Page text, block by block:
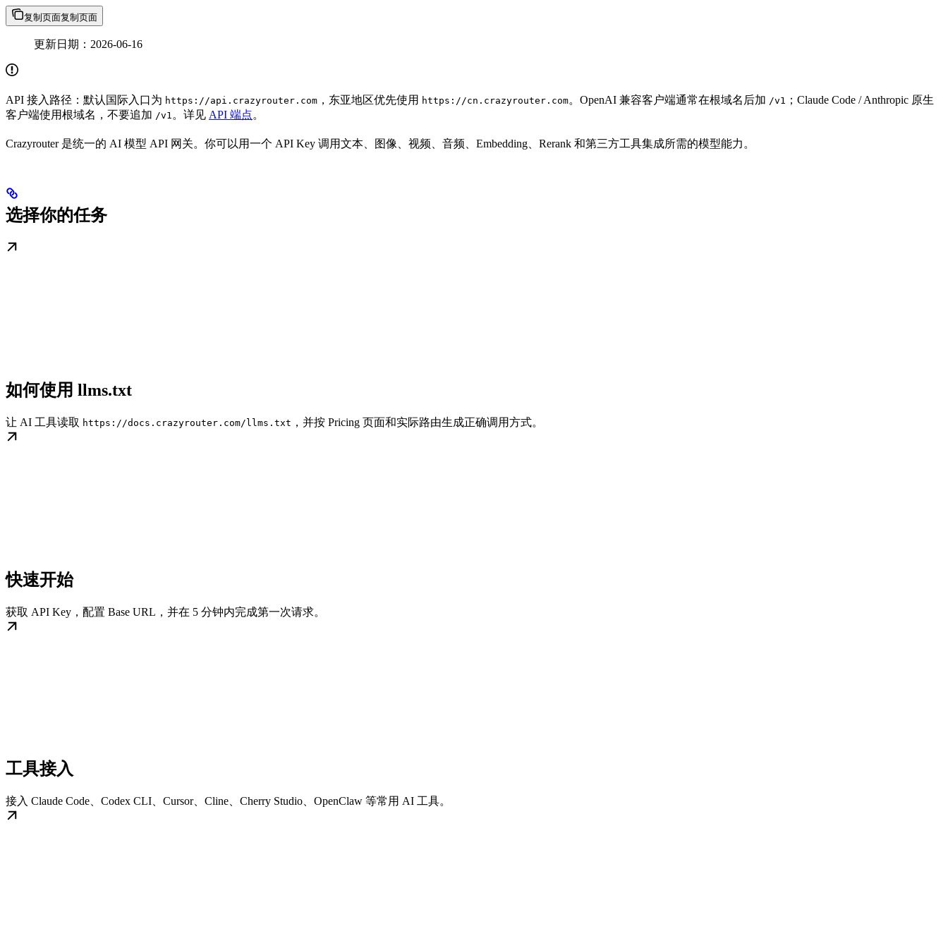
复制页面复制页面
更新日期：2026-06-16
API 接入路径：默认国际入口为 https://api.crazyrouter.com ，东亚地区优先使用 https://cn.crazyrouter.com。OpenAI 兼容客户端通常在根域名后加 /v1
；Claude Code / Anthropic 原生
客户端使用根域名，不要追加 /v1 。详见 API 端点。
Crazyrouter 是统一的 AI 模型 API 网关。你可以用一个 API Key 调用文本、图像、视频、音频、Embedding、Rerank 和第三方工具集成所需的模型能力。
选择你的任务
如何使用 llms.txt
让 AI 工具读取 https://docs.crazyrouter.com/llms.txt ，并按 Pricing 页面和实际路由生成正确调用方式。
快速开始
获取 API Key，配置 Base URL，并在 5 分钟内完成第一次请求。
工具接入
接入 Claude Code、Codex CLI、Cursor、Cline、Cherry Studio、OpenClaw 等常用 AI 工具。